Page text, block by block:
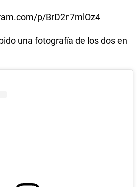
p/BrD2n7mlOz4
una fotografía de los dos en